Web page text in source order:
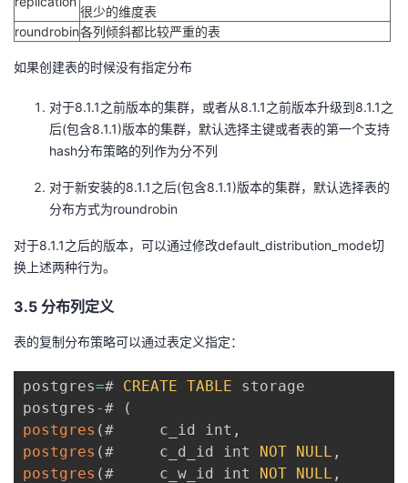
很少的维度表
roundrobin各列倾斜都比较严重的表
如果创建表的时候没有指定分布
对于8.1.1之前版本的集群，或者从8.1.1之前版本升级到8.1.1之
后(包含8.1.1)版本的集群，默认选择主键或者表的第一个支持
hash分布策略的列作为分不列
对于新安装的8.1.1之后(包含8.1.1)版本的集群，默认选择表的
分布方式为roundrobin
对于8.1.1之后的版本，可以通过修改default_distribution_mode切
换上述两种行为。
3.5 分布列定义
表的复制分布策略可以通过表定义指定：
postgres=# CREATE TABLE storage
postgres -#
(
postgres (#     c_id int ,
postgres (#     c_d_id int NOT NULL ,
postgres (#     c_w_id int NOT NULL ,